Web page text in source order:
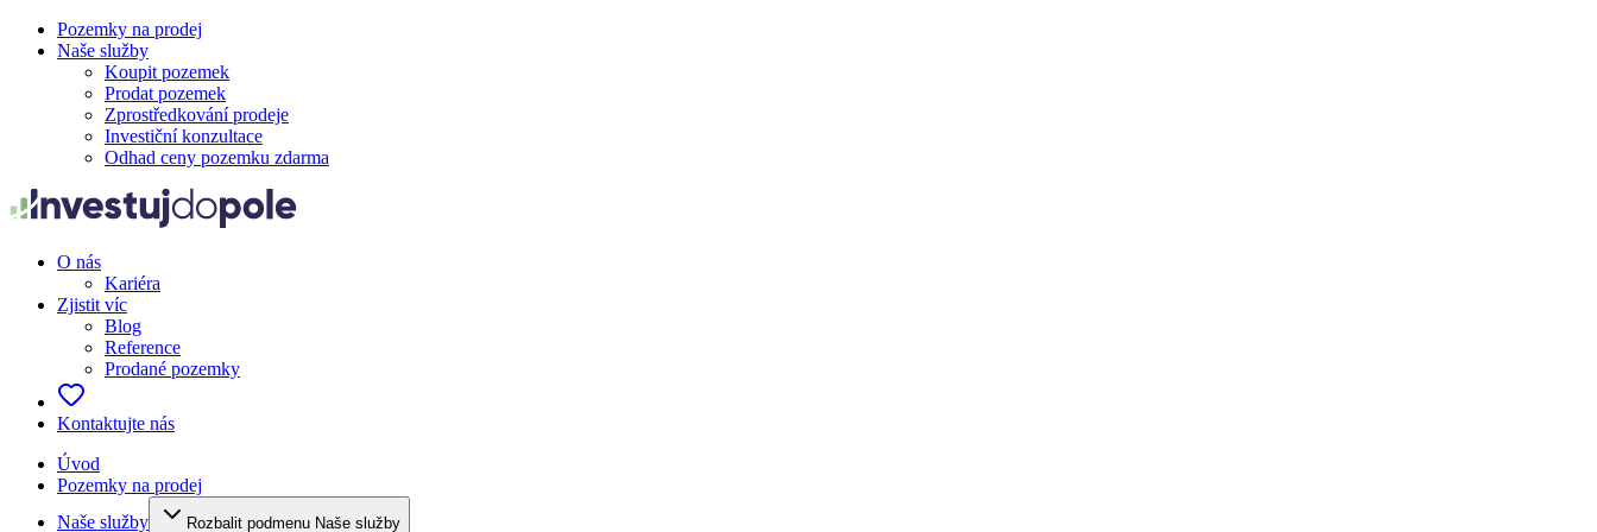
Pozemky na prodej
Naše služby
Koupit pozemek
Prodat pozemek
Zprostředkování prodeje
Investiční konzultace
Odhad ceny pozemku zdarma
O nás
Kariéra
Zjistit víc
Blog
Reference
Prodané pozemky
Kontaktujte nás
Úvod
Pozemky na prodej
Naše služby
Rozbalit podmenu Naše služby